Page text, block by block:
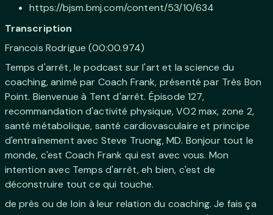
https://bjsm.bmj.com/content/53/10/634
Transcription
Francois Rodrigue (00:00.974)
Temps d'arrêt, le podcast sur l'art et la science du
coaching, animé par Coach Frank, présenté par Très Bon
Point. Bienvenue à Tent d'arrêt. Épisode 127,
recommandation d'activité physique, VO2 max, zone 2,
santé métabolique, santé cardiovasculaire et principe
d'entraînement avec Steve Truong, MD. Bonjour tout le
monde, c'est Coach Frank qui est avec vous. Mon
intention avec Temps d'arrêt, eh bien, c'est de
déconstruire tout ce qui touche.
de près ou de loin à leur relation du coaching. Je fais ça